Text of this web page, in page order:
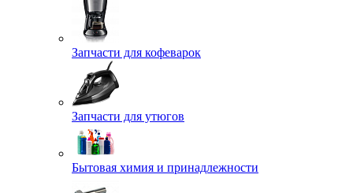
Запчасти для кофеварок
Запчасти для утюгов
Бытовая химия и принадлежности